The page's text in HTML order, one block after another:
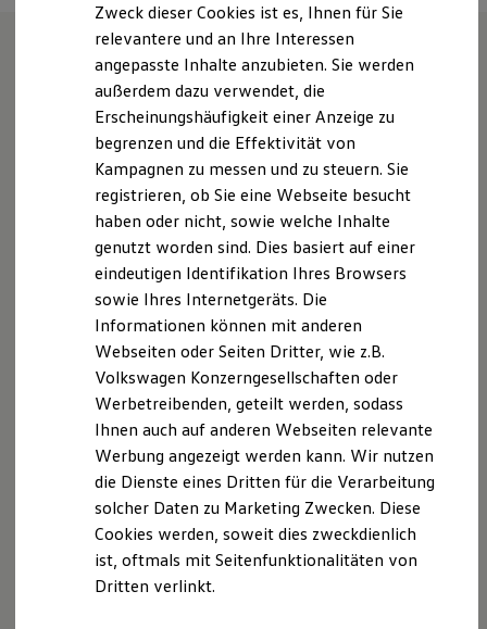
Kaufoptionen
E-Auto-Förderung
Software und Konnektivität
Die ID. Software 6
ID. Software Versionen und Updates
Digitale Extras
Schnittstellen zu Ihrem ID.
Hybridautos
Marke und Erlebnis
Volkswagen R und R Experience
R-Modelle
R Experience
Driving Experience
Volkswagen entdecken
Werkbesichtigung
Lifestyle Shop
T-Roc Kollektion
Golf Kollektion
ID. Kollektion
Volkswagen Kollektion
R-Kollektion
GTI Kollektion
Fußball Drop
we drive football
#wedriveproud
Besitzer und Service
Software Updates
Service und Ersatzteile
Wie können wir
Ihnen weiterhelfen?
Probefahrt vereinbaren
Fahrzeugangebot anfordern
Servicetermin buchen
Zweck dieser Cookies ist es, Ihnen für Sie
relevantere und an Ihre Interessen
angepasste Inhalte anzubieten. Sie werden
außerdem dazu verwendet, die
Erscheinungshäufigkeit einer Anzeige zu
begrenzen und die Effektivität von
Kampagnen zu messen und zu steuern. Sie
registrieren, ob Sie eine Webseite besucht
haben oder nicht, sowie welche Inhalte
genutzt worden sind. Dies basiert auf einer
eindeutigen Identifikation Ihres Browsers
sowie Ihres Internetgeräts. Die
Informationen können mit anderen
Webseiten oder Seiten Dritter, wie z.B.
Volkswagen Konzerngesellschaften oder
Werbetreibenden, geteilt werden, sodass
Ihnen auch auf anderen Webseiten relevante
Werbung angezeigt werden kann. Wir nutzen
die Dienste eines Dritten für die Verarbeitung
solcher Daten zu Marketing Zwecken. Diese
Cookies werden, soweit dies zweckdienlich
ist, oftmals mit Seitenfunktionalitäten von
Dritten verlinkt.